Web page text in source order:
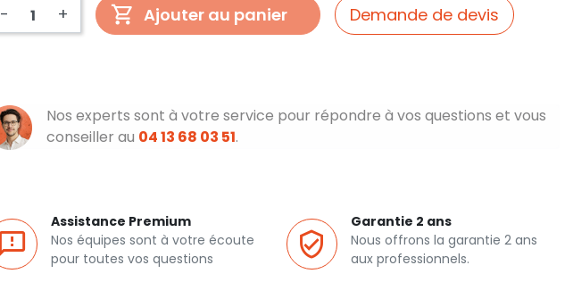
- + Ajouter au panier Demande de devis
Nos experts sont à votre service pour répondre à vos questions et vous
conseiller au 04 13 68 03 51.
Assistance Premium
Nos équipes sont à votre écoute
pour toutes vos questions
Garantie 2 ans
Nous offrons la garantie 2 ans
aux professionnels.